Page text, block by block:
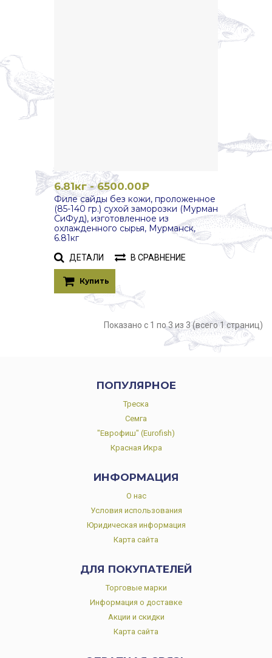
6.81кг - 6500.00₽
Филе сайды без кожи, проложенное
(85-140 гр.) сухой заморозки (Мурман
СиФуд), изготовленное из
охлажденного сырья, Мурманск,
6.81кг
ДЕТАЛИ В СРАВНЕНИЕ
Купить
Показано с 1 по 3 из 3 (всего 1 страниц)
ПОПУЛЯРНОЕ
Треска
Семга
"Еврофиш" (Eurofish)
Красная Икра
ИНФОРМАЦИЯ
О нас
Условия использования
Юридическая информация
Карта сайта
ДЛЯ ПОКУПАТЕЛЕЙ
Торговые марки
Информация о доставке
Акции и скидки
Карта сайта